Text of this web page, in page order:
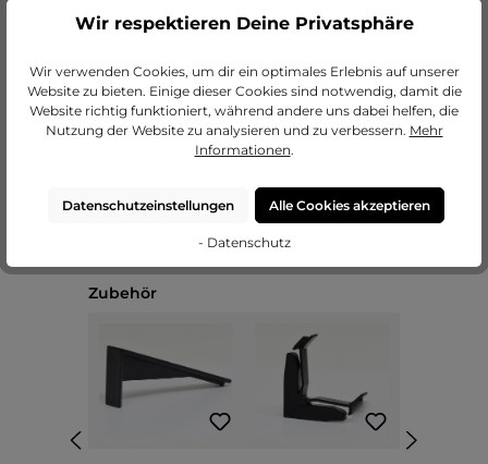
Produktgalerie überspringen
Zubehör
Wir respektieren Deine Privatsphäre
Wir verwenden Cookies, um dir ein optimales Erlebnis auf unserer
Website zu bieten. Einige dieser Cookies sind notwendig, damit die
Website richtig funktioniert, während andere uns dabei helfen, die
Nutzung der Website zu analysieren und zu verbessern. Mehr
Informationen.
Datenschutzeinstellungen Alle Cookies akzeptieren
- Datenschutz